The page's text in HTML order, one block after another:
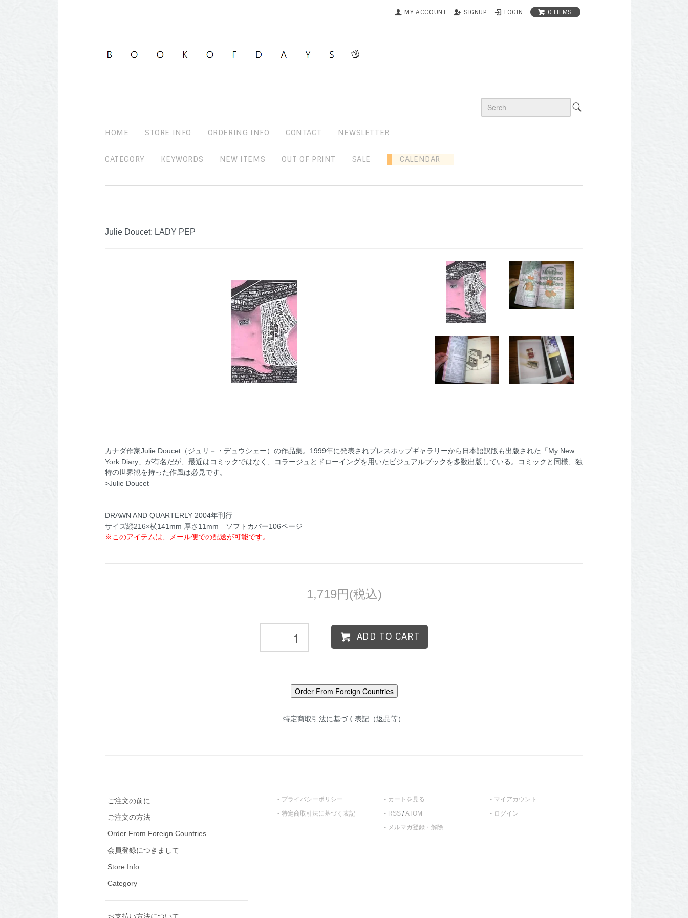
MY ACCOUNT SIGNUP LOGIN 0 ITEMS
HOME STORE INFO ORDERING INFO CONTACT NEWSLETTER
CATEGORY KEYWORDS NEW ITEMS OUT OF PRINT SALE CALENDAR
Julie Doucet: LADY PEP
カナダ作家Julie Doucet（ジュリ－・デュウシェー）の作品集。1999年に発表されプレスポップギャラリーから日本語訳版も出版された「My New
York Diary」が有名だが、最近はコミックではなく、コラージュとドローイングを用いたビジュアルブックを多数出版している。コミックと同様、独
特の世界観を持った作風は必見です。
>Julie Doucet
DRAWN AND QUARTERLY 2004年刊行
サイズ縦216×横141mm 厚さ11mm ソフトカバー106ページ
※このアイテムは、メール便での配送が可能です。
1,719円(税込)
ADD TO CART
特定商取引法に基づく表記（返品等）
ご注文の前に
ご注文の方法
Order From Foreign Countries
会員登録につきまして
Store Info
Category
プライバシーポリシー
特定商取引法に基づく表記
カートを見る
RSS/ATOM
メルマガ登録・解除
マイアカウント
ログイン